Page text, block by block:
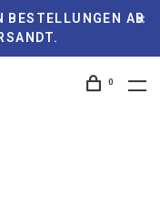
BESTELLUNGEN AB
0